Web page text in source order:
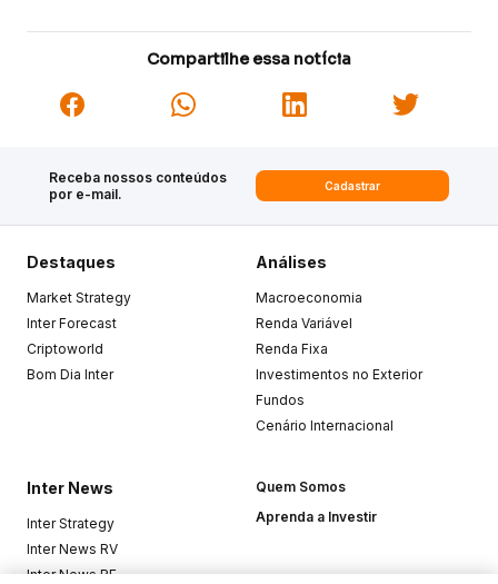
Compartilhe essa notícia
Receba nossos conteúdos
por e-mail.
Cadastrar
Destaques
Market Strategy
Inter Forecast
Criptoworld
Bom Dia Inter
Análises
Macroeconomia
Renda Variável
Renda Fixa
Investimentos no Exterior
Fundos
Cenário Internacional
Inter News
Inter Strategy
Inter News RV
Inter News RF
Quem Somos
Aprenda a Investir